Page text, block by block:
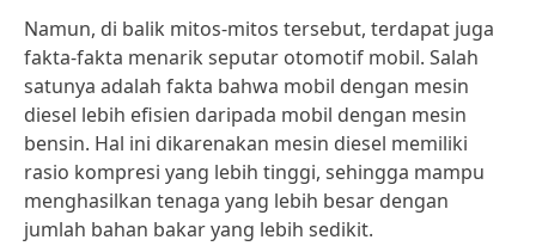
Namun, di balik mitos-mitos tersebut, terdapat juga
fakta-fakta menarik seputar otomotif mobil. Salah
satunya adalah fakta bahwa mobil dengan mesin
diesel lebih efisien daripada mobil dengan mesin
bensin. Hal ini dikarenakan mesin diesel memiliki
rasio kompresi yang lebih tinggi, sehingga mampu
menghasilkan tenaga yang lebih besar dengan
jumlah bahan bakar yang lebih sedikit.